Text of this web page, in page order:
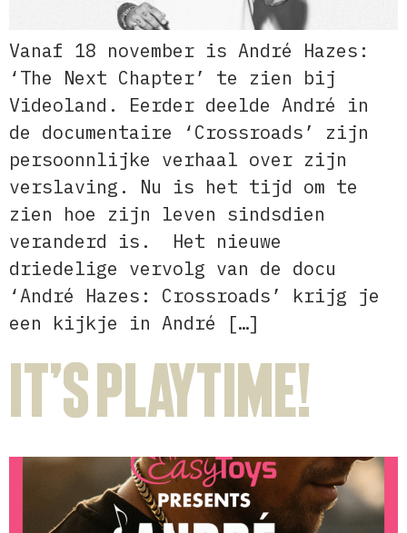
Vanaf 18 november is André Hazes:
‘The Next Chapter’ te zien bij
Videoland. Eerder deelde André in
de documentaire ‘Crossroads’ zijn
persoonnlijke verhaal over zijn
verslaving. Nu is het tijd om te
zien hoe zijn leven sindsdien
veranderd is. Het nieuwe
driedelige vervolg van de docu
‘André Hazes: Crossroads’ krijg je
een kijkje in André […]
IT’S PLAYTIME!